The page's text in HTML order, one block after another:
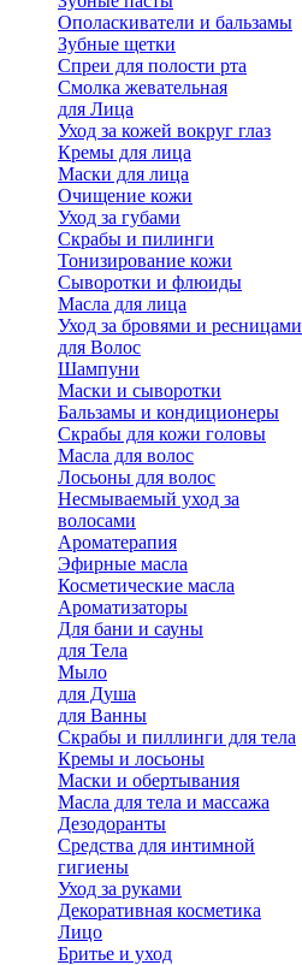
Ополаскиватели и бальзамы
Зубные щетки
Спреи для полости рта
Смолка жевательная
для Лица
Уход за кожей вокруг глаз
Кремы для лица
Маски для лица
Очищение кожи
Уход за губами
Скрабы и пилинги
Тонизирование кожи
Сыворотки и флюиды
Масла для лица
Уход за бровями и ресницами
для Волос
Шампуни
Маски и сыворотки
Бальзамы и кондиционеры
Скрабы для кожи головы
Масла для волос
Лосьоны для волос
Несмываемый уход за
волосами
Ароматерапия
Эфирные масла
Косметические масла
Ароматизаторы
Для бани и сауны
для Тела
Мыло
для Душа
для Ванны
Скрабы и пиллинги для тела
Кремы и лосьоны
Маски и обертывания
Масла для тела и массажа
Дезодоранты
Средства для интимной
гигиены
Уход за руками
Декоративная косметика
Лицо
Бритье и уход